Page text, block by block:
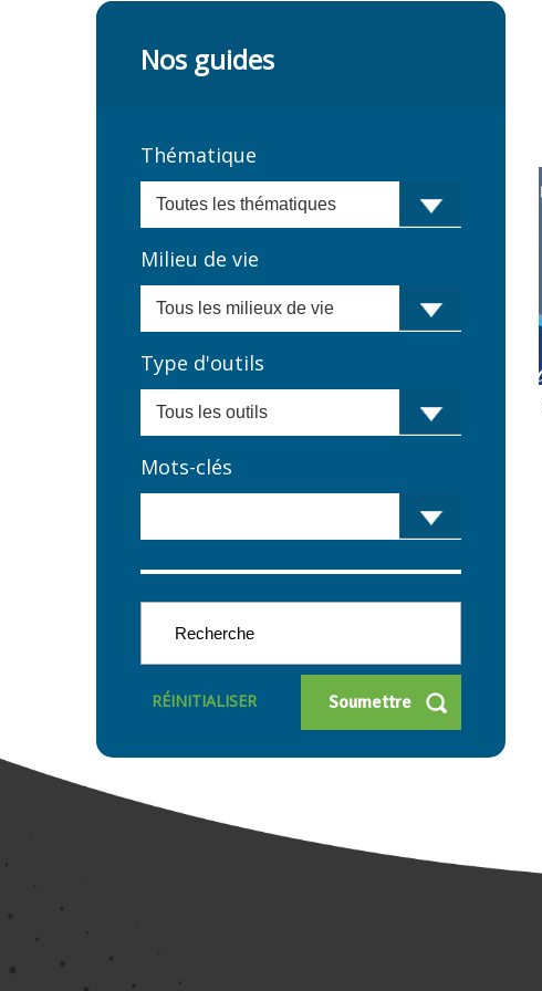
Nos guides
Thématique
Milieu de vie
Type d'outils
Mots-clés
RÉINITIALISER